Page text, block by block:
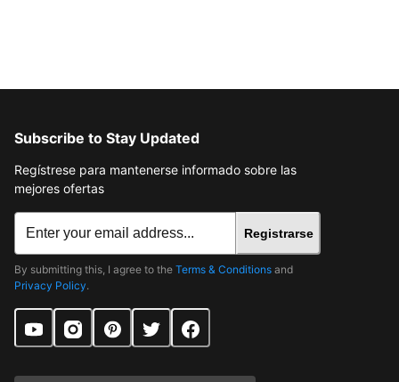
Subscribe to Stay Updated
Regístrese para mantenerse informado sobre las
mejores ofertas
Registrarse
By submitting this, I agree to the Terms & Conditions and
Privacy Policy.